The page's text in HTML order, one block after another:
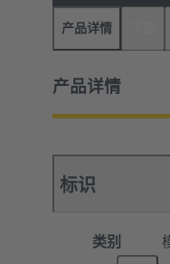
产品详情
产品详情
标识
类别